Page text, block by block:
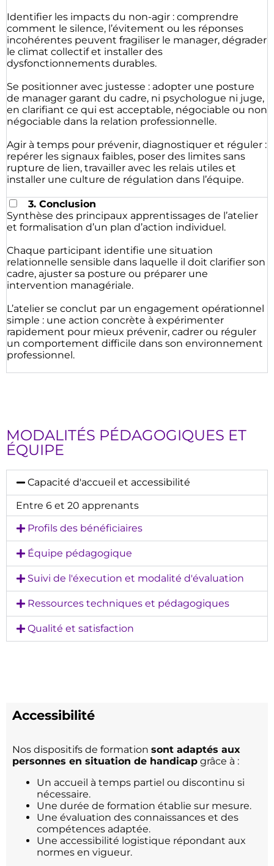
Identifier les impacts du non-agir : comprendre
comment le silence, l’évitement ou les réponses
incohérentes peuvent fragiliser le manager, dégrader
le climat collectif et installer des
dysfonctionnements durables.
Se positionner avec justesse : adopter une posture
de manager garant du cadre, ni psychologue ni juge,
en clarifiant ce qui est acceptable, négociable ou non
négociable dans la relation professionnelle.
Agir à temps pour prévenir, diagnostiquer et réguler :
repérer les signaux faibles, poser des limites sans
rupture de lien, travailler avec les relais utiles et
installer une culture de régulation dans l’équipe.
3. Conclusion
Synthèse des principaux apprentissages de l’atelier
et formalisation d’un plan d’action individuel.
Chaque participant identifie une situation
relationnelle sensible dans laquelle il doit clarifier son
cadre, ajuster sa posture ou préparer une
intervention managériale.
L’atelier se conclut par un engagement opérationnel
simple : une action concrète à expérimenter
rapidement pour mieux prévenir, cadrer ou réguler
un comportement difficile dans son environnement
professionnel.
MODALITÉS PÉDAGOGIQUES ET
ÉQUIPE
Capacité d'accueil et accessibilité
Entre 6 et 20 apprenants
Profils des bénéficiaires
Équipe pédagogique
Suivi de l'éxecution et modalité d'évaluation
Ressources techniques et pédagogiques
Qualité et satisfaction
Accessibilité
Nos dispositifs de formation sont adaptés aux
personnes en situation de handicap grâce à :
Un accueil à temps partiel ou discontinu si
nécessaire.
Une durée de formation établie sur mesure.
Une évaluation des connaissances et des
compétences adaptée.
Une accessibilité logistique répondant aux
normes en vigueur.